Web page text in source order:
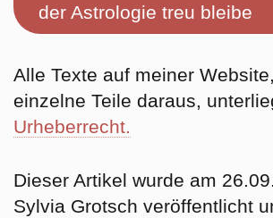
der Astrologie treu bleibe
Alle Texte auf meiner
einzelne Teile daraus,
Urheberrecht.
Dieser Artikel wurde am
Sylvia Grotsch veröffentlicht